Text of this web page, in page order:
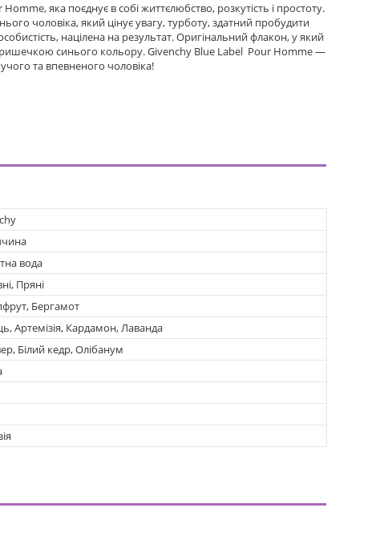
яка поєднує в собі життєлюбство, розкутість і простоту.
чоловіка, який цінує увагу, турботу, здатний пробудити
націлена на результат. Оригінальний флакон, у який
синього кольору. Givenchy Blue Label Pour Homme —
та впевненого чоловіка!
вода
Пряні
Бергамот
Артемізія, Кардамон, Лаванда
Білий кедр, Олібанум